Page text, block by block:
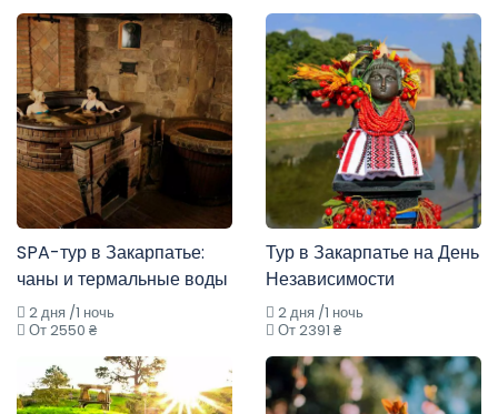
SPA-тур в Закарпатье:
чаны и термальные воды
2 дня /1 ночь
От 2550 ₴
Тур в Закарпатье на День
Независимости
2 дня /1 ночь
От 2391 ₴